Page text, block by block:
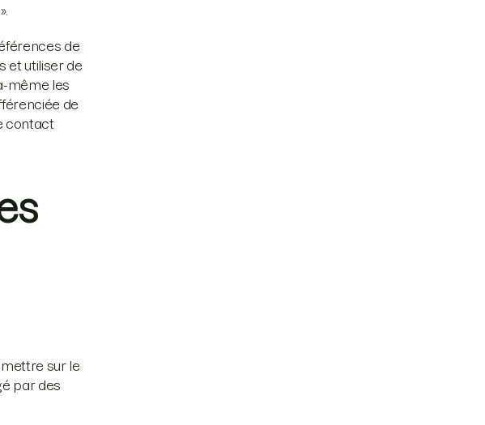
de
et utiliser de
même les
de
contact
sur le
par des